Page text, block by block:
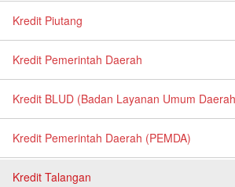
Kredit Piutang
Kredit Pemerintah Daerah
Kredit BLUD (Badan Layanan Umum
Kredit Pemerintah Daerah (PEMDA)
Kredit Talangan